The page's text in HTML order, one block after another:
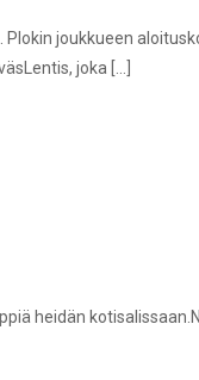
joukkueen
joka […]
heidän